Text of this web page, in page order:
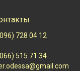
728 04 12
515 71 34